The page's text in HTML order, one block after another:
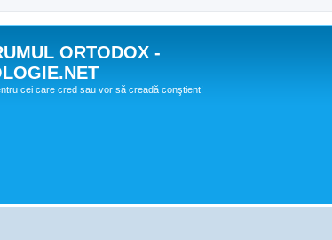
ORTODOX -
cei care cred sau vor să creadă conştient!